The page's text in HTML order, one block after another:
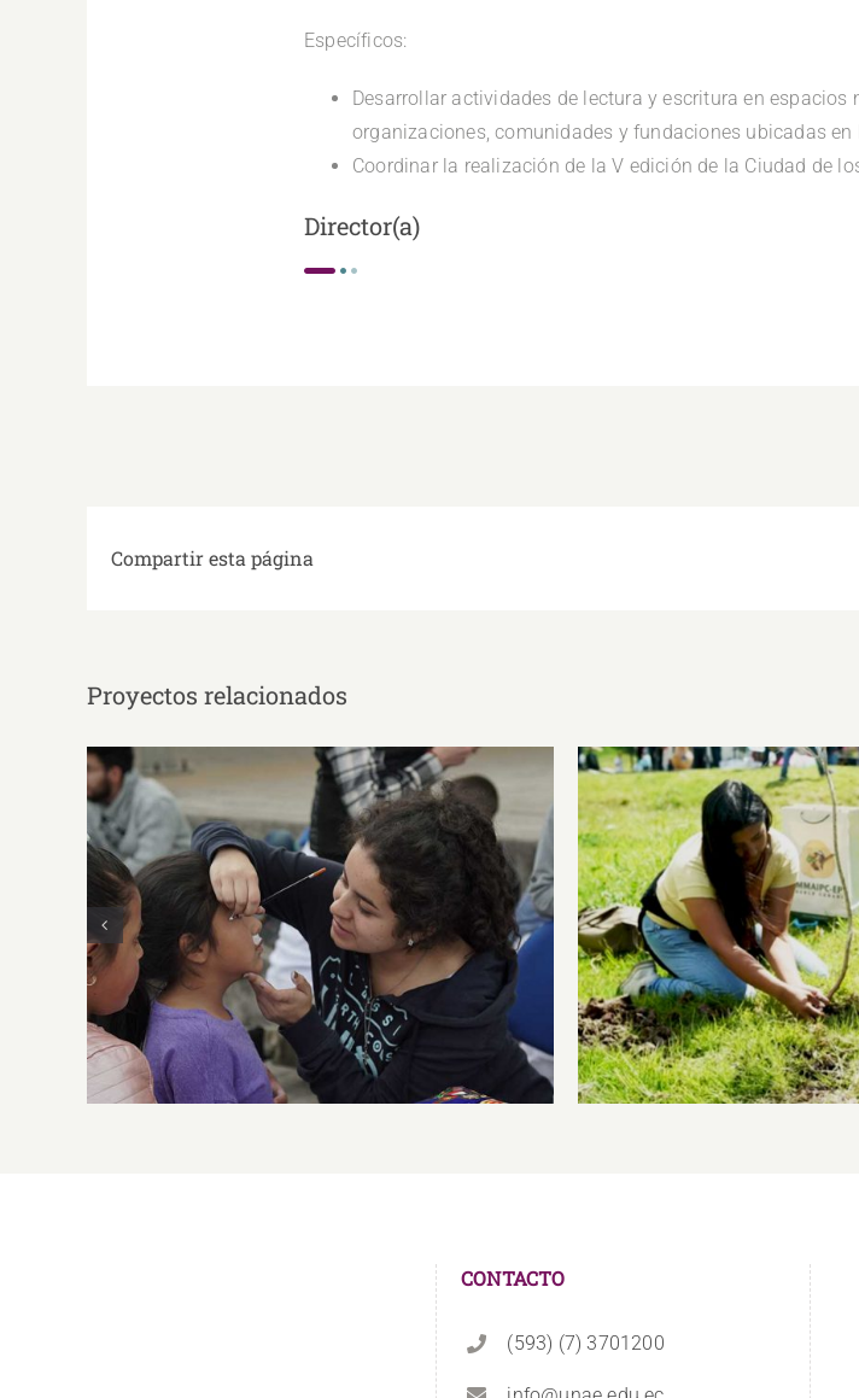
Específicos:
Desarrollar actividades de lectura y escritura en
organizaciones, comunidades y fundaciones ubicadas en
Coordinar la realización de la V edición de la Ciudad de
Director(a)
Compartir esta página
Proyectos relacionados
Mejora de Ambientes Socioculturales, de
Aprendizaje y Participación de la
Comunidad Educativa
Educación en
Educación Alimentaria
CONTACTO
(593) (7) 3701200